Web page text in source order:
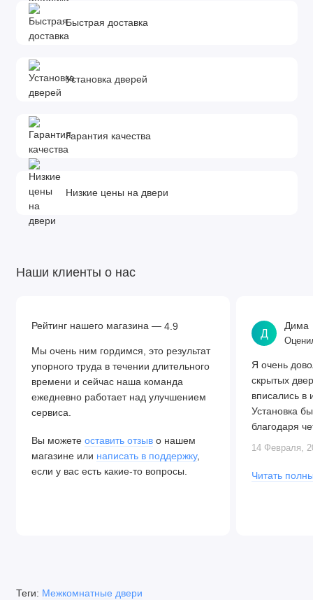
Быстрая доставка
Установка дверей
Гарантия качества
Низкие цены на двери
Наши клиенты о нас
Рейтинг нашего магазина — 4.9
Мы очень ним гордимся, это результат
упорного труда в течении длительного
времени и сейчас наша команда
ежедневно работает над улучшением
сервиса.
Вы можете оставить отзыв о нашем
магазине или написать в поддержку,
если у вас есть какие-то вопросы.
Д
Дима
Я очень
скрытых
вписались в
Установка
благодаря
Алексея.
14 Февраля,
Читать
Теги: Межкомнатные двери